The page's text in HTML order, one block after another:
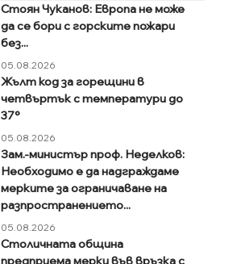
Стоян Чуканов: Европа не може
да се бори с горските пожари
без...
05.08.2026
Жълт код за горещини в
четвъртък с температури до
37°
05.08.2026
Зам.-министър проф. Неделков:
Необходимо е да надграждаме
мерките за ограничаване на
разпространението...
05.08.2026
Столичната община
предприема мерки във връзка с